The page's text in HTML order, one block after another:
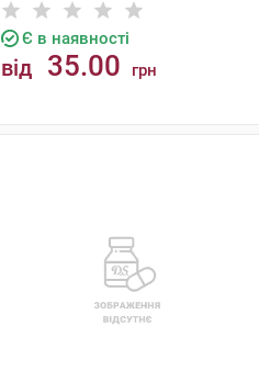
Є в наявності
від 35.00 грн